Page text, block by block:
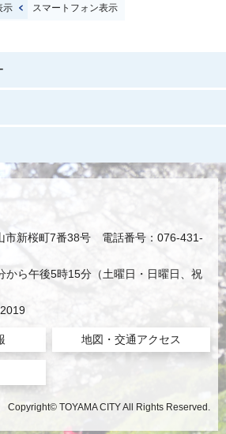
示 スマートフォン表示
市新桜町7番38号 電話番号：076-431-
から午後5時15分（土曜日・日曜日、祝
地図・交通アクセス
Copyright© TOYAMA CITY All Rights Reserved.